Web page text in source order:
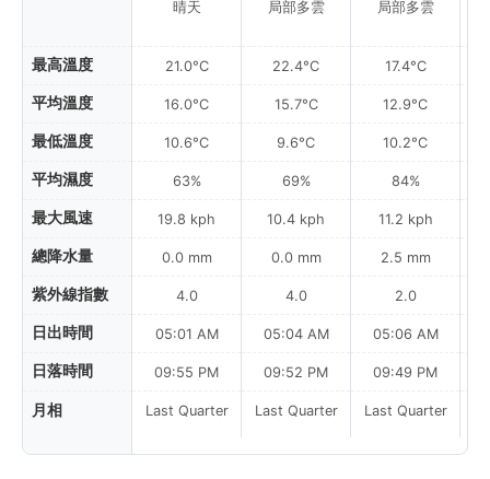
最高溫度
平均溫度
最低溫度
平均濕度
最大風速
總降水量
紫外線指數
日出時間
日落時間
月相
晴天
21.0°C
16.0°C
10.6°C
63%
19.8 kph
0.0 mm
4.0
05:01 AM
09:55 PM
Last Quarter
局部多雲
22.4°C
15.7°C
9.6°C
69%
10.4 kph
0.0 mm
4.0
05:04 AM
09:52 PM
Last Quarter
局部多雲
17.4°C
12.9°C
10.2°C
84%
11.2 kph
2.5 mm
2.0
05:06 AM
09:49 PM
Last Quarter